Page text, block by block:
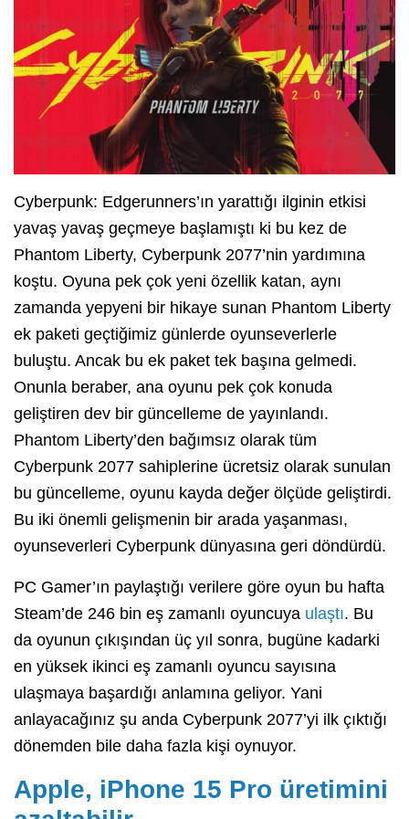
Cyberpunk: Edgerunners’ın yarattığı ilginin etkisi
yavaş yavaş geçmeye başlamıştı ki bu kez de
Phantom Liberty, Cyberpunk 2077’nin yardımına
koştu. Oyuna pek çok yeni özellik katan, aynı
zamanda yepyeni bir hikaye sunan Phantom Liberty
ek paketi geçtiğimiz günlerde oyunseverlerle
buluştu. Ancak bu ek paket tek başına gelmedi.
Onunla beraber, ana oyunu pek çok konuda
geliştiren dev bir güncelleme de yayınlandı.
Phantom Liberty’den bağımsız olarak tüm
Cyberpunk 2077 sahiplerine ücretsiz olarak sunulan
bu güncelleme, oyunu kayda değer ölçüde geliştirdi.
Bu iki önemli gelişmenin bir arada yaşanması,
oyunseverleri Cyberpunk dünyasına geri döndürdü.
PC Gamer’ın paylaştığı verilere göre oyun bu hafta
Steam’de 246 bin eş zamanlı oyuncuya ulaştı. Bu
da oyunun çıkışından üç yıl sonra, bugüne kadarki
en yüksek ikinci eş zamanlı oyuncu sayısına
ulaşmaya başardığı anlamına geliyor. Yani
anlayacağınız şu anda Cyberpunk 2077’yi ilk çıktığı
dönemden bile daha fazla kişi oynuyor.
Apple, iPhone 15 Pro üretimini